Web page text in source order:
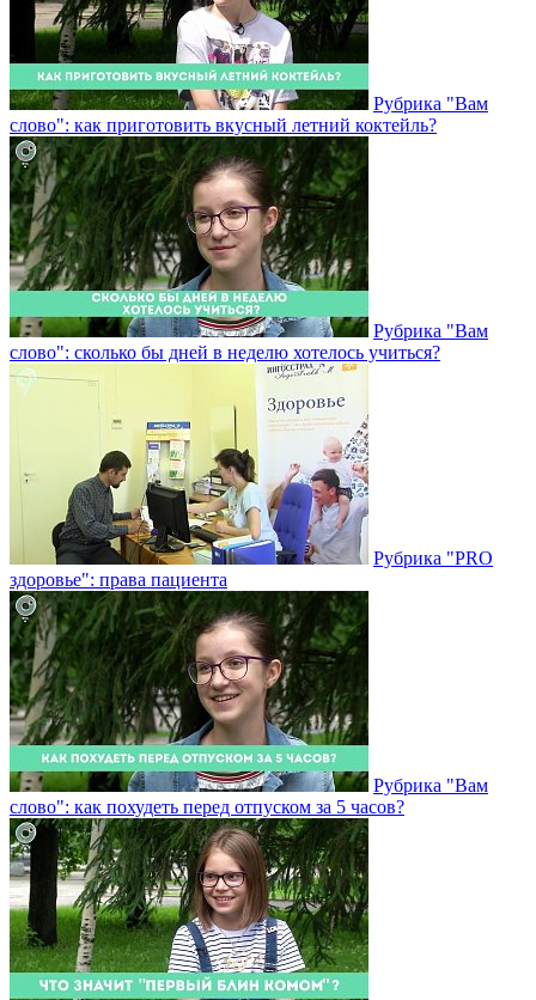
Рубрика "Вам
слово": как приготовить вкусный летний коктейль?
Рубрика "Вам
слово": сколько бы дней в неделю хотелось учиться?
Рубрика "PRO
здоровье": права пациента
Рубрика "Вам
слово": как похудеть перед отпуском за 5 часов?